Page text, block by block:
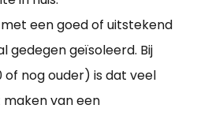
een goed of uitstekend
gedegen geïsoleerd. Bij
of nog ouder) is dat veel
van een